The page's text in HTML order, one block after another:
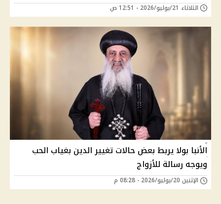
الثلاثاء 21/يوليو/2026 - 12:51 ص
الأنبا بولا يربط بعض حالات تغيير الدين بغياب الحب
ويوجه رسالة للأزواج
الإثنين 20/يوليو/2026 - 08:28 م